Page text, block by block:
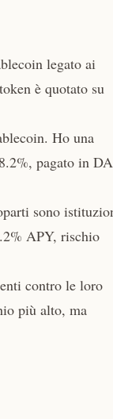
legato ai
è quotato su
Ho una
pagato in
sono
APY, rischio
contro le loro
più alto, ma